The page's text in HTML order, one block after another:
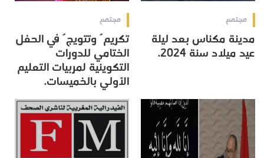
مجتمع
مدينة مكناس بعد ليلة
عيد ميلاد سنة 2024.
مجتمع
تكريمٌ وتتويجٌ في الحفل
الختامي للدورات
التكوينية لمربيات التعليم
الأولي بالخميسات.